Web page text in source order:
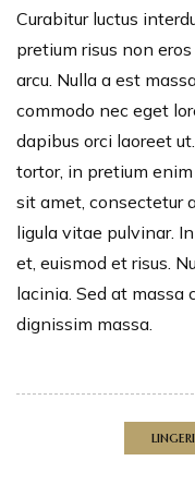
Curabitur luctus
pretium risus non
arcu. Nulla a est
commodo nec eget
dapibus orci laoreet
tortor, in pretium
sit amet, consectetur
ligula vitae pulvinar.
et, euismod et risus.
lacinia. Sed at massa
dignissim massa.